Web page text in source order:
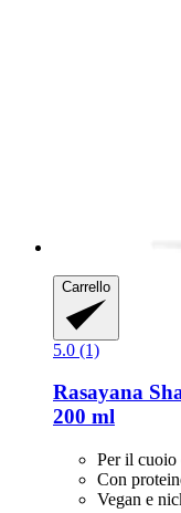
Carrello
5.0 (1)
Rasayana
200 ml
Per il cuoio
Con
Vegan e